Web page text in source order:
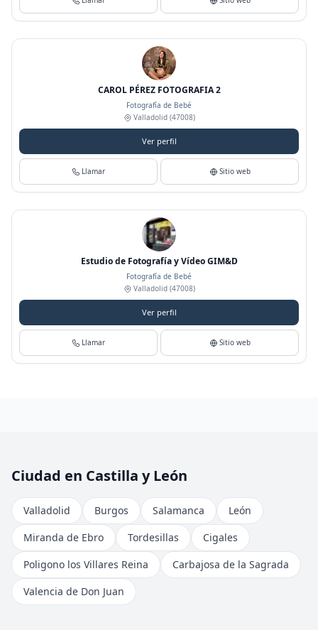
CAROL PÉREZ FOTOGRAFIA 2
Fotografía de Bebé
Valladolid(47008)
Ver perfil
Llamar Sitio web
Estudio de Fotografía y Vídeo GIM&D
Fotografía de Bebé
Valladolid(47008)
Ver perfil
Llamar Sitio web
Ciudad en Castilla y León
Valladolid Burgos Salamanca
León
Miranda de Ebro
Tordesillas
Cigales
Poligono los Villares Reina
Carbajosa de la Sagrada
Valencia de Don Juan